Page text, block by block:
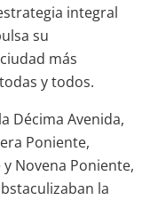
integral
su
más
y todos.
Décima Avenida,
Poniente,
Novena Poniente,
la